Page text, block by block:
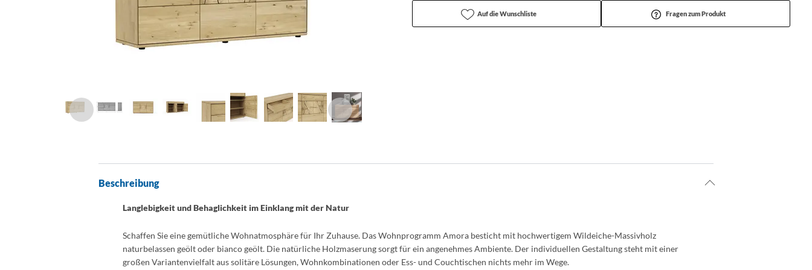
Auf die Wunschliste Fragen zum Produkt
Beschreibung
Langlebigkeit und Behaglichkeit im Einklang mit der Natur
Schaffen Sie eine gemütliche Wohnatmosphäre für Ihr Zuhause. Das Wohnprogramm Amora besticht mit hochwertigem Wildeiche-Massivholz
naturbelassen geölt oder bianco geölt. Die natürliche Holzmaserung sorgt für ein angenehmes Ambiente. Der individuellen Gestaltung steht mit einer
großen Variantenvielfalt aus solitäre Lösungen, Wohnkombinationen oder Ess- und Couchtischen nichts mehr im Wege.